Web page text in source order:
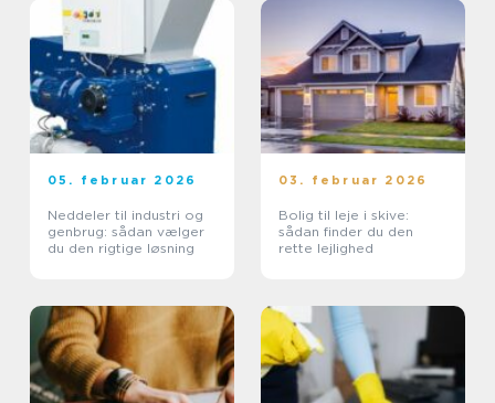
05. februar 2026
Neddeler til industri og
genbrug: sådan vælger
du den rigtige løsning
03. februar 2026
Bolig til leje i skive:
sådan finder du den
rette lejlighed